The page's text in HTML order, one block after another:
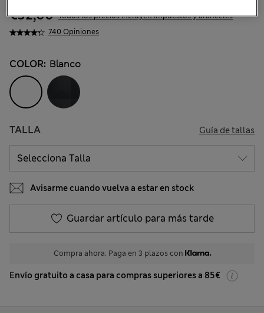
740 Opiniones
€32,00 Todos los precios incluyen impuestos y aranceles
COLOR: Blanco
TALLA Guía de tallas
Avisarme cuando vuelva a estar en stock
Guardar artículo para más tarde
Compra ahora. Paga en 3 plazos con
Envío gratuito a casa para compras superiores a 85€